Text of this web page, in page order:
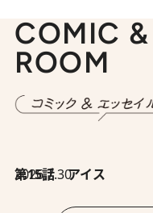
COMIC
ROOM
2026.7.30
第15話 アイス